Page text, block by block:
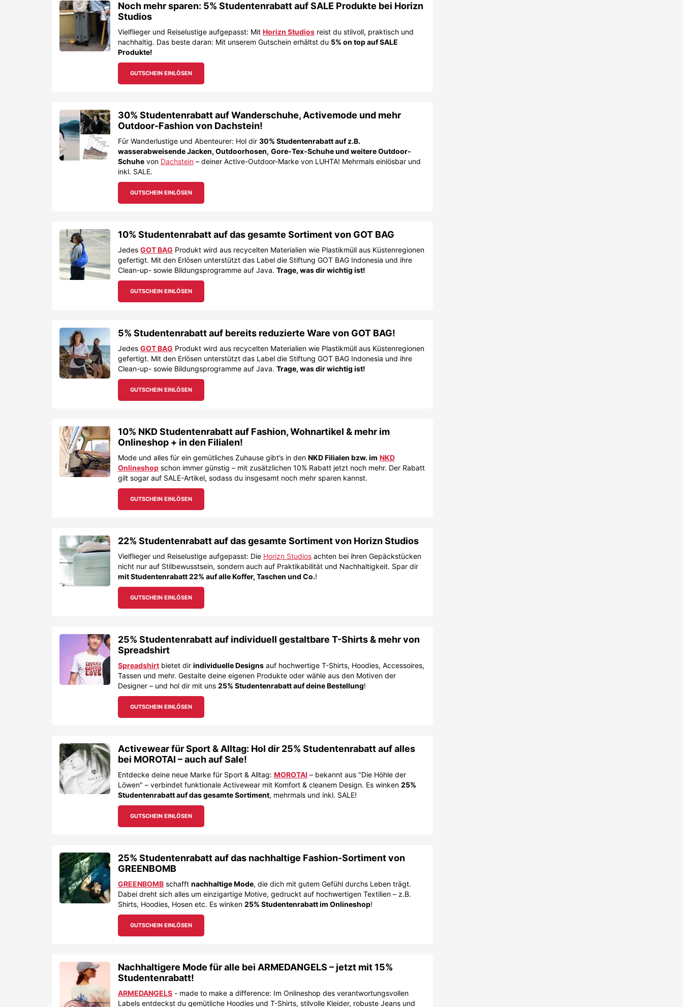
Noch mehr sparen: 5% Studentenrabatt auf SALE Produkte bei Horizn
Studios
Vielflieger und Reiselustige aufgepasst: Mit Horizn Studios reist du stilvoll, praktisch und
nachhaltig. Das beste daran: Mit unserem Gutschein erhältst du 5% on top auf SALE
Produkte!
GUTSCHEIN EINLÖSEN
30% Studentenrabatt auf Wanderschuhe, Activemode und mehr
Outdoor-Fashion von Dachstein!
Für Wanderlustige und Abenteurer: Hol dir 30% Studentenrabatt auf z.B.
wasserabweisende Jacken, Outdoorhosen, Gore-Tex-Schuhe und weitere Outdoor-
Schuhe von Dachstein – deiner Active-Outdoor-Marke von LUHTA! Mehrmals einlösbar und
inkl. SALE.
GUTSCHEIN EINLÖSEN
10% Studentenrabatt auf das gesamte Sortiment von GOT BAG
Jedes GOT BAG Produkt wird aus recycelten Materialien wie Plastikmüll aus Küstenregionen
gefertigt. Mit den Erlösen unterstützt das Label die Stiftung GOT BAG Indonesia und ihre
Clean-up- sowie Bildungsprogramme auf Java. Trage, was dir wichtig ist!
GUTSCHEIN EINLÖSEN
5% Studentenrabatt auf bereits reduzierte Ware von GOT BAG!
Jedes GOT BAG Produkt wird aus recycelten Materialien wie Plastikmüll aus Küstenregionen
gefertigt. Mit den Erlösen unterstützt das Label die Stiftung GOT BAG Indonesia und ihre
Clean-up- sowie Bildungsprogramme auf Java. Trage, was dir wichtig ist!
GUTSCHEIN EINLÖSEN
10% NKD Studentenrabatt auf Fashion, Wohnartikel & mehr im
Onlineshop + in den Filialen!
Mode und alles für ein gemütliches Zuhause gibt’s in den NKD Filialen bzw. im NKD
Onlineshop schon immer günstig – mit zusätzlichen 10% Rabatt jetzt noch mehr. Der Rabatt
gilt sogar auf SALE-Artikel, sodass du insgesamt noch mehr sparen kannst.
GUTSCHEIN EINLÖSEN
22% Studentenrabatt auf das gesamte Sortiment von Horizn Studios
Vielflieger und Reiselustige aufgepasst: Die Horizn Studios achten bei ihren Gepäckstücken
nicht nur auf Stilbewusstsein, sondern auch auf Praktikabilität und Nachhaltigkeit. Spar dir
mit Studentenrabatt 22% auf alle Koffer, Taschen und Co.!
GUTSCHEIN EINLÖSEN
25% Studentenrabatt auf individuell gestaltbare T-Shirts & mehr von
Spreadshirt
Spreadshirt bietet dir individuelle Designs auf hochwertige T-Shirts, Hoodies, Accessoires,
Tassen und mehr. Gestalte deine eigenen Produkte oder wähle aus den Motiven der
Designer – und hol dir mit uns 25% Studentenrabatt auf deine Bestellung!
GUTSCHEIN EINLÖSEN
Activewear für Sport & Alltag: Hol dir 25% Studentenrabatt auf alles
bei MOROTAI – auch auf Sale!
Entdecke deine neue Marke für Sport & Alltag: MOROTAI – bekannt aus "Die Höhle der
Löwen" – verbindet funktionale Activewear mit Komfort & cleanem Design. Es winken 25%
Studentenrabatt auf das gesamte Sortiment, mehrmals und inkl. SALE!
GUTSCHEIN EINLÖSEN
25% Studentenrabatt auf das nachhaltige Fashion-Sortiment von
GREENBOMB
GREENBOMB schafft nachhaltige Mode, die dich mit gutem Gefühl durchs Leben trägt.
Dabei dreht sich alles um einzigartige Motive, gedruckt auf hochwertigen Textilien – z.B.
Shirts, Hoodies, Hosen etc. Es winken 25% Studentenrabatt im Onlineshop!
GUTSCHEIN EINLÖSEN
Nachhaltigere Mode für alle bei ARMEDANGELS – jetzt mit 15%
Studentenrabatt!
ARMEDANGELS - made to make a difference: Im Onlineshop des verantwortungsvollen
Labels entdeckst du gemütliche Hoodies und T-Shirts, stilvolle Kleider, robuste Jeans und